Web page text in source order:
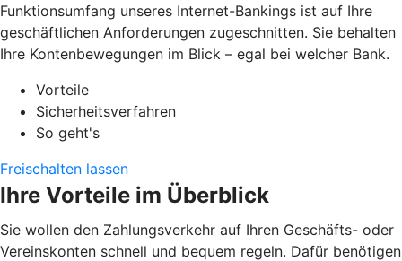
Funktionsumfang unseres Internet-Bankings ist auf Ihre
geschäftlichen Anforderungen zugeschnitten. Sie behalten
Ihre Kontenbewegungen im Blick – egal bei welcher Bank.
Vorteile
Sicherheitsverfahren
So geht's
Freischalten lassen
Ihre Vorteile im Überblick
Sie wollen den Zahlungsverkehr auf Ihren Geschäfts- oder
Vereinskonten schnell und bequem regeln. Dafür benötigen